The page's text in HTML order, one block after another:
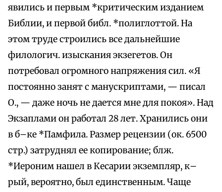
явились и первым *критическим изданием
Библии, и первой библ. *полиглоттой. На
этом труде строились все дальнейшие
филологич. изыскания экзегетов. Он
потребовал огромного напряжения сил. «Я
постоянно занят с манускриптами, — писал
О., — даже ночь не дается мне для покоя». Над
Экзаплами он работал 28 лет. Хранились они
в б–ке *Памфила. Размер рецензии (ок. 6500
стр.) затруднял ее копирование; блж.
*Иероним нашел в Кесарии экземпляр, к–
рый, вероятно, был единственным. Чаще